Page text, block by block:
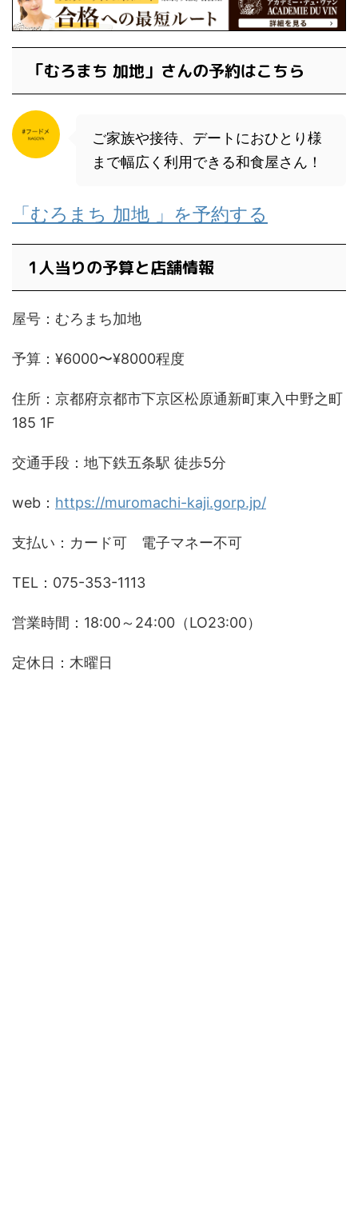
「むろまち 加地」さんの予約はこちら
ご家族や接待、デートにおひとり様
まで幅広く利用できる和食屋さん！
「むろまち 加地 」を予約する
1人当りの予算と店舗情報
屋号：むろまち加地
予算：¥6000〜¥8000程度
住所：京都府京都市下京区松原通新町東入中野之町
185 1F
交通手段：地下鉄五条駅 徒歩5分
web： https://muromachi-kaji.gorp.jp/
支払い：カード可 電子マネー不可
TEL：075-353-1113
営業時間：18:00～24:00（LO23:00）
定休日：木曜日